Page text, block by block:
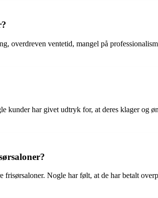
ventetid, mangel på
har givet udtryk for, at deres klager og
Nogle har følt, at de har betalt